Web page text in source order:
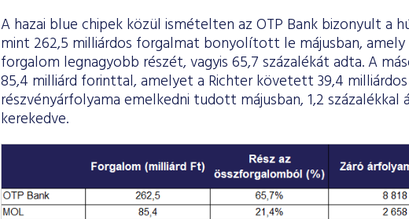
A hazai blue chipek közül ismételten az OTP Bank bizonyult a
mint 262,5 milliárdos forgalmat bonyolított le májusban, amely
forgalom legnagyobb részét, vagyis 65,7 százalékát adta. A
85,4 milliárd forinttal, amelyet a Richter követett 39,4
részvényárfolyama emelkedni tudott májusban, 1,2 százalékkal
kerekedve.